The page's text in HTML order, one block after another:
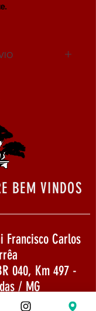
BEM VINDOS
Francisco Carlos
040, Km 497 -
/ MG
/0002-65